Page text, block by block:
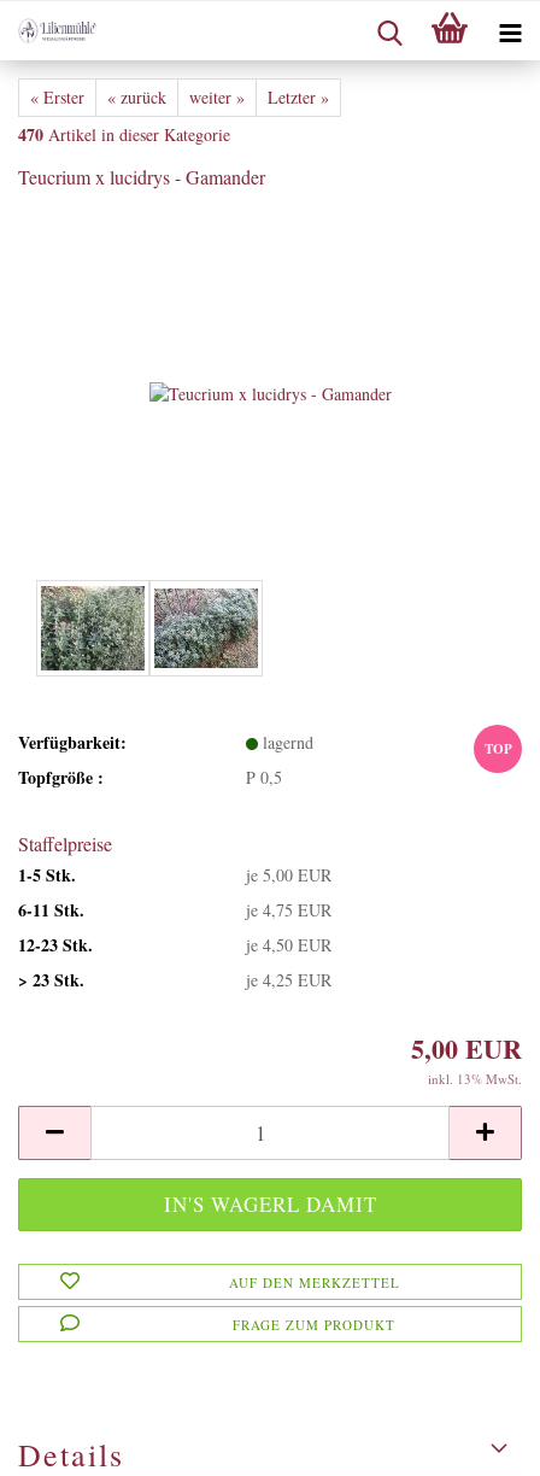
« Erster « zurück weiter » Letzter »
470 Artikel in dieser Kategorie
Teucrium x lucidrys - Gamander
TOP
Verfügbarkeit: lagernd
Topfgröße : P 0,5
Staffelpreise
1-5 Stk.
je 5,00 EUR
6-11 Stk. je 4,75 EUR
12-23 Stk. je 4,50 EUR
> 23 Stk. je 4,25 EUR
5,00 EUR
inkl. 13% MwSt.
AUF DEN MERKZETTEL
FRAGE ZUM PRODUKT
Details